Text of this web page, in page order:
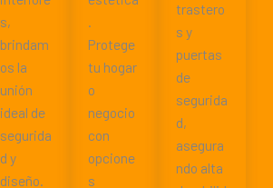
s,
brindam
os la
unión
ideal de
segurida
d y
diseño.
.
Protege
tu hogar
o
negocio
con
opcione
s
trastero
s y
puertas
de
segurida
d,
asegura
ndo alta